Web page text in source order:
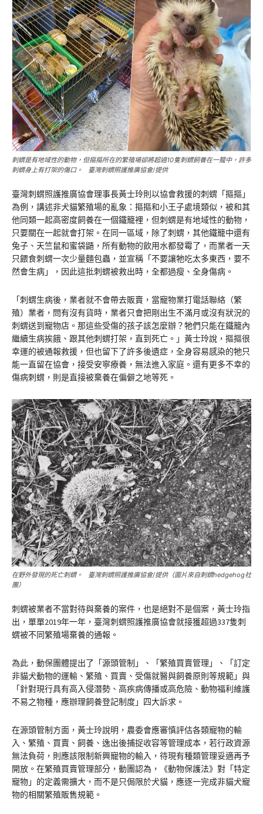
刺蝟是有地域性的動物，但摳摳所在的繁殖場卻將超過10隻刺蝟飼養在一籠中，許多
刺蝟身上有打架的傷口。 臺灣刺蝟照護推廣協會/提供
臺灣刺蝟照護推廣協會理事長黃士玲則以協會救援的刺蝟「摳摳」
為例，講述非犬貓繁殖場的亂象：摳摳和小王子處境類似，被和其
他同類一起高密度飼養在一個鐵籠裡，但刺蝟是有地域性的動物，
只要關在一起就會打架。在同一區域，除了刺蝟，其他鐵籠中還有
兔子、天竺鼠和蜜袋鼯，所有動物的飲用水都發霉了，而業者一天
只餵食刺蝟一次少量麵包蟲，並宣稱「不要讓牠吃太多東西，要不
然會生病」，因此這批刺蝟被救出時，全都過瘦、全身傷病。
「刺蝟生病後，業者就不會帶去販賣，當寵物業打電話聯絡（繁
殖）業者，問有沒有貨時，業者只會把剛出生不滿月或沒有狀況的
刺蝟送到寵物店。那這些受傷的孩子該怎麼辦？牠們只能在鐵籠內
繼續生病挨餓、跟其他刺蝟打架，直到死亡。」黃士玲說，摳摳很
幸運的被通報救援，但也留下了許多後遺症，全身容易感染的牠只
能一直留在協會，接受安寧療養，無法進入家庭。還有更多不幸的
傷病刺蝟，則是直接被棄養在偏僻之地等死。
在野外發現的死亡刺蝟。 臺灣刺蝟照護推廣協會/提供（圖片來自刺蝟hedgehog社
團）
刺蝟被業者不當對待與棄養的案件，也是絕對不是個案，黃士玲指
出，單單2019年一年，臺灣刺蝟照護推廣協會就接獲超過337隻刺
蝟被不同繁殖場棄養的通報。
為此，動保團體提出了「源頭管制」、「繁殖買賣管理」、「訂定
非貓犬動物的運輸、繁殖、買賣、受傷就醫與飼養原則等規範」與
「針對現行具有高入侵潛勢、高疾病傳播或高危險、動物福利維護
不易之物種，應辦理飼養登記制度」四大訴求。
在源頭管制方面，黃士玲說明，農委會應審慎評估各類寵物的輸
入、繁殖、買賣、飼養、逸出後捕捉收容等管理成本，若行政資源
無法負荷，則應該限制新興寵物的輸入，待現有種類管理妥適再予
開放。在繁殖買賣管理部分，動團認為，《動物保護法》對「特定
寵物」的定義需擴大，而不是只侷限於犬貓，應逐一完成非貓犬寵
物的相關繁殖販售規範。